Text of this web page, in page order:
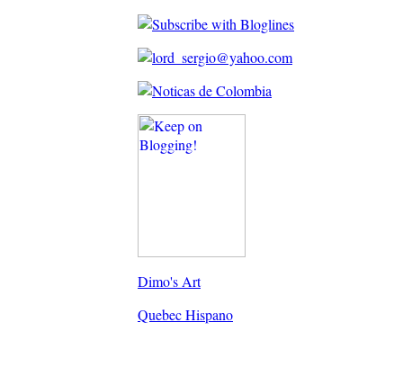
Dimo's Art
Quebec Hispano